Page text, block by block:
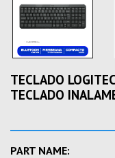
TECLADO
TECLADO
PART NAME: